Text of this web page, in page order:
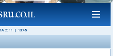
2011 13:45